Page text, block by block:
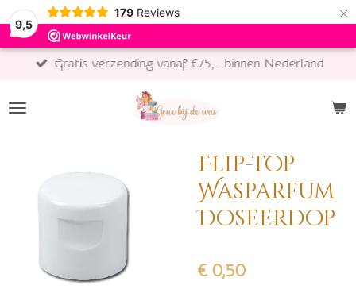
9,5
179 Reviews ×
Gratis verzending vanaf €75,- binnen Nederland
Flip-top
Wasparfum
Doseerdop
€ 0,50